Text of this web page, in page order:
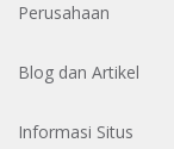
Perusahaan
Blog dan Artikel
Informasi Situs